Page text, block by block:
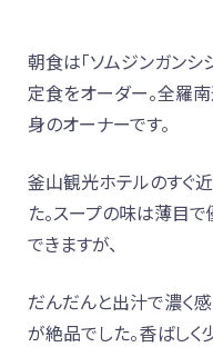
朝食は「ソムジンガンシ
定食をオーダー。全羅
身のオーナーです。
釜山観光ホテルのすぐ
た。スープの味は薄目
できますが、
だんだんと出汁で濃く
が絶品でした。香ばしく